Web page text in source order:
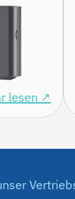
lesen über
↗